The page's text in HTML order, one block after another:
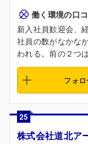
働く環境の口
新入社員歓迎会、
社員の数がなかな
われる。前の２つ
フォロ
25
株式会社道北ア